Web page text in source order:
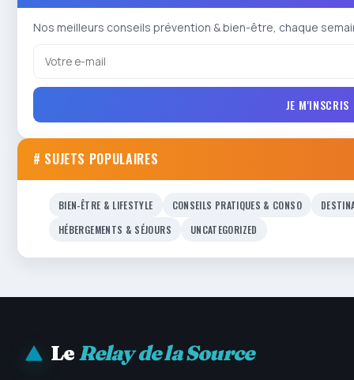
Nos meilleurs conseils prévention & bien-être, chaque
JE M'INSCRIS
# SUJETS POPULAIRES
BIEN-ÊTRE & LIFESTYLE CONSEILS PRATIQUES & CONSO
HÉBERGEMENTS & SÉJOURS
UNCATEGORIZED
LeRelay de la Source